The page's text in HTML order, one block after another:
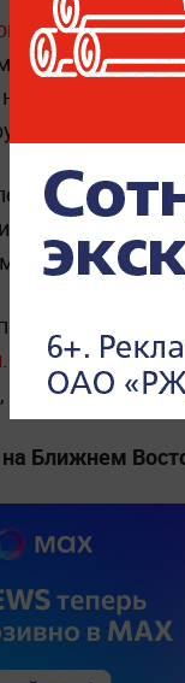
Ирана
сможет
урана
гарантии и не
США.
данным
. Вице-
чтоСША и ИРИ
на Ближнем